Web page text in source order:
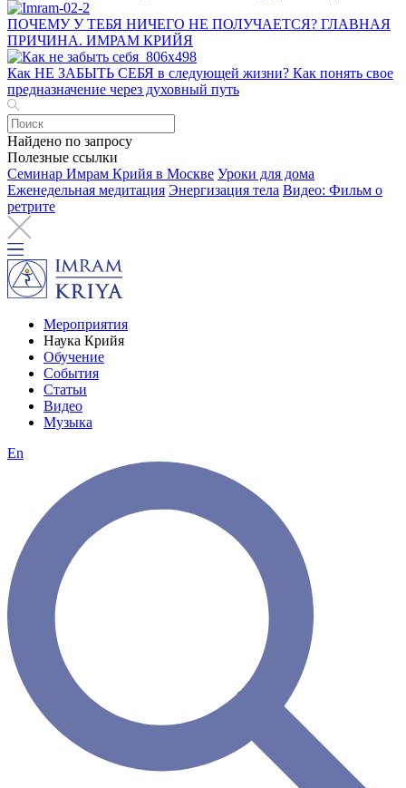
ПОЧЕМУ У ТЕБЯ НИЧЕГО НЕ ПОЛУЧАЕТСЯ? ГЛАВНАЯ
ПРИЧИНА. ИМРАМ КРИЙЯ
Как НЕ ЗАБЫТЬ СЕБЯ в следующей жизни? Как понять свое
предназначение через духовный путь
Найдено по запросу
Полезные ссылки
Семинар Имрам Крийя в Москве Уроки для дома
Еженедельная медитация Энергизация тела Видео: Фильм о
ретрите
Мероприятия
Наука Крийя
Обучение
События
Статьи
Видео
Музыка
En